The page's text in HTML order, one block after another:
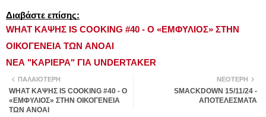
Διαβάστε επίσης:
WHAT ΚΑΨΗΣ IS COOKING #40 - Ο «ΕΜΦΥΛΙΟΣ» ΣΤΗΝ
ΟΙΚΟΓΕΝΕΙΑ ΤΩΝ ANOAI
ΝΕΑ "ΚΑΡΙΕΡΑ" ΓΙΑ UNDERTAKER
ΝΕΌΤΕΡΗ
SMACKDOWN 15/11/24 -
ΑΠΟΤΕΛΕΣΜΑΤΑ
ΠΑΛΑΙΌΤΕΡΗ
WHAT ΚΑΨΗΣ IS COOKING #40 - Ο
«ΕΜΦΥΛΙΟΣ» ΣΤΗΝ ΟΙΚΟΓΕΝΕΙΑ
ΤΩΝ ANOAI